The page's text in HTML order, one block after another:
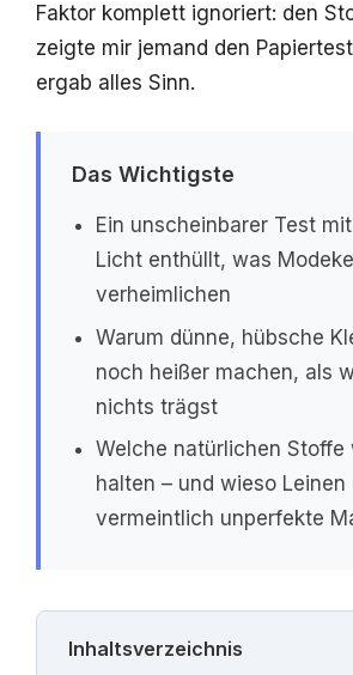
Faktor komplett ignoriert: den
zeigte mir jemand den
ergab alles Sinn.
Das Wichtigste
Ein unscheinbarer Test
Licht enthüllt, was
verheimlichen
Warum dünne, hübsche
noch heißer machen, als
nichts trägst
Welche natürlichen Stoffe
halten – und wieso Leinen
vermeintlich unperfekte
Inhaltsverzeichnis